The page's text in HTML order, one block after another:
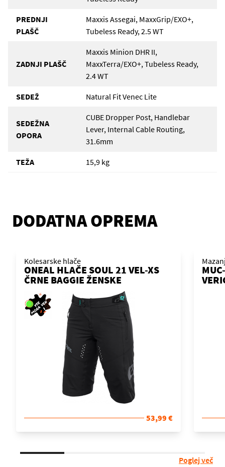
PREDNJI
PLAŠČ
Maxxis Assegai, MaxxGrip/EXO+,
Tubeless Ready, 2.5 WT
ZADNJI PLAŠČ
Maxxis Minion DHR II,
MaxxTerra/EXO+, Tubeless Ready,
2.4 WT
SEDEŽ Natural Fit Venec Lite
SEDEŽNA
OPORA
CUBE Dropper Post, Handlebar
Lever, Internal Cable Routing,
31.6mm
TEŽA 15,9 kg
DODATNA OPREMA
Kolesarske hlače
ONEAL HLAČE SOUL 21 VEL-XS
ČRNE BAGGIE ŽENSKE
53,99 €
Poglej več